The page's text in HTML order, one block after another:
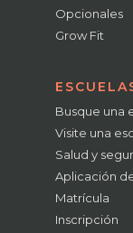
Opcionales
Grow Fit
Busque una
Visite una
Salud y
Aplicación
Matrícula
Inscripción